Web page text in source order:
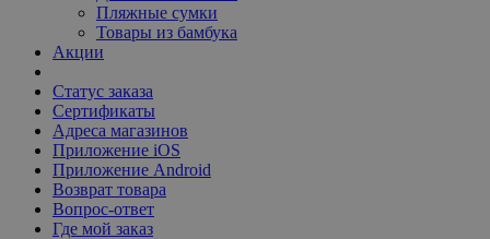
Пляжные сумки
Товары из бамбука
Акции
Статус заказа
Сертификаты
Адреса магазинов
Приложение iOS
Приложение Android
Возврат товара
Вопрос-ответ
Где мой заказ